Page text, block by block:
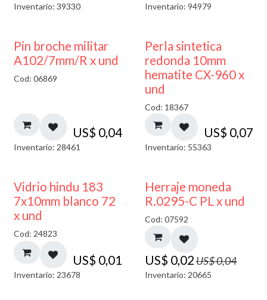
Inventario: 39330 Inventario: 94979
Pin broche militar
A102/7mm/R x und
Cod: 06869
US$ 0,04
Inventario: 28461
Perla sintetica
redonda 10mm
hematite CX-960 x
und
Cod: 18367
US$ 0,07
Inventario: 55363
40% DESCUENTO
Vidrio hindu 183
7x10mm blanco 72
x und
Cod: 24823
US$ 0,01
Inventario: 23678
50% DESCUENTO
Herraje moneda
R.0295-C PL x und
Cod: 07592
US$ 0,02US$0,04
Inventario: 20665